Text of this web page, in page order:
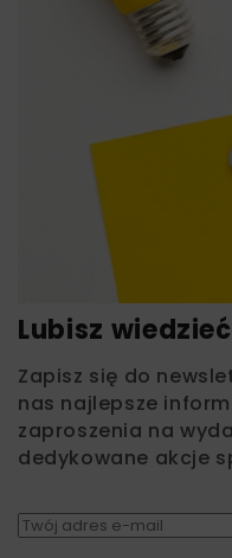
Lubisz
Zapisz się do
nas najlepsze
zaproszenia na
dedykowane akcje